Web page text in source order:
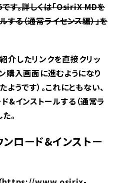
す。詳しくは「OsiriX MDを
る（通常ライセンス編）」を
したリンクを直接クリッ
購入画面に進むようになり
うです）。これにともない、
&インストールする（通常ラ
。
ロード&インストー